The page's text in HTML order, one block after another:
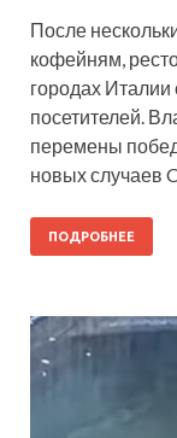
После
кофейням,
городах
посетителей.
перемены
новых случаев
ПОДРОБНЕЕ